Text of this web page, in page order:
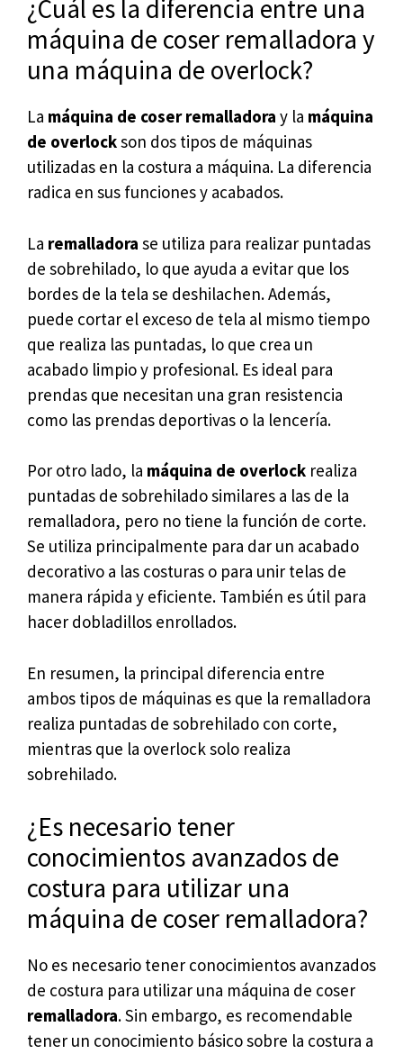
¿Cuál es la diferencia entre una
máquina de coser remalladora y
una máquina de overlock?
La máquina de coser remalladora y la máquina
de overlockson dos tipos de máquinas
utilizadas en la costura a máquina. La diferencia
radica en sus funciones y acabados.
La remalladora se utiliza para realizar puntadas
de sobrehilado, lo que ayuda a evitar que los
bordes de la tela se deshilachen. Además,
puede cortar el exceso de tela al mismo tiempo
que realiza las puntadas, lo que crea un
acabado limpio y profesional. Es ideal para
prendas que necesitan una gran resistencia
como las prendas deportivas o la lencería.
Por otro lado, la máquina de overlock realiza
puntadas de sobrehilado similares a las de la
remalladora, pero no tiene la función de corte.
Se utiliza principalmente para dar un acabado
decorativo a las costuras o para unir telas de
manera rápida y eficiente. También es útil para
hacer dobladillos enrollados.
En resumen, la principal diferencia entre
ambos tipos de máquinas es que la remalladora
realiza puntadas de sobrehilado con corte,
mientras que la overlock solo realiza
sobrehilado.
¿Es necesario tener
conocimientos avanzados de
costura para utilizar una
máquina de coser remalladora?
No es necesario tener conocimientos avanzados
de costura para utilizar una máquina de coser
remalladora. Sin embargo, es recomendable
tener un conocimiento básico sobre la costura a